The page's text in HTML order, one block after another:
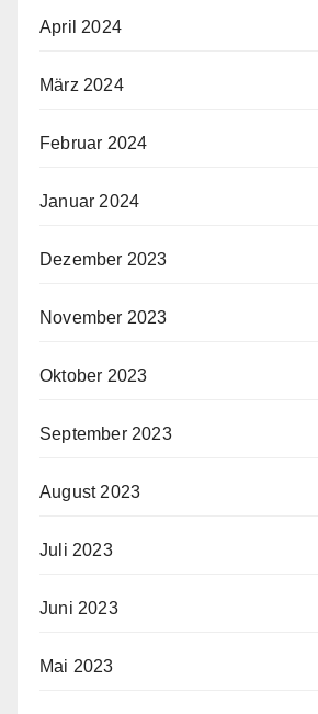
April 2024
März 2024
Februar 2024
Januar 2024
Dezember 2023
November 2023
Oktober 2023
September 2023
August 2023
Juli 2023
Juni 2023
Mai 2023